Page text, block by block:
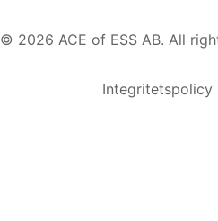
© 2026 ACE of ESS AB. All
Integritetspolicy